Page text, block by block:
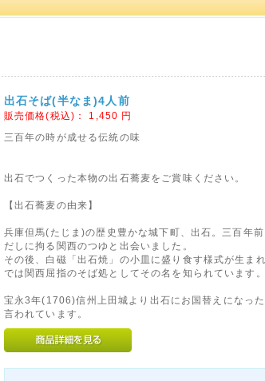
出石そば(半なま)4人前
販売価格(税込)： 1,450 円
三百年の時が成せる伝統の味
出石でつくった本物の出石蕎麦をご賞味ください。
【出石蕎麦の由来】
兵庫但馬(たじま)の歴史豊かな城下町、出石。三百年
だしに拘る関西のつゆと出会いました。
その後、白磁「出石焼」の小皿に盛り食す様式が生ま
では関西屈指のそば処としてその名を知られています。
宝永3年(1706)信州上田城より出石にお国替えになっ
言われています。